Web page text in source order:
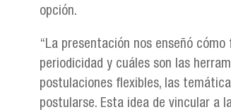
opción.
“La presentación nos enseñó
periodicidad y cuáles son las
postulaciones flexibles, las
postularse. Esta idea de vincular a